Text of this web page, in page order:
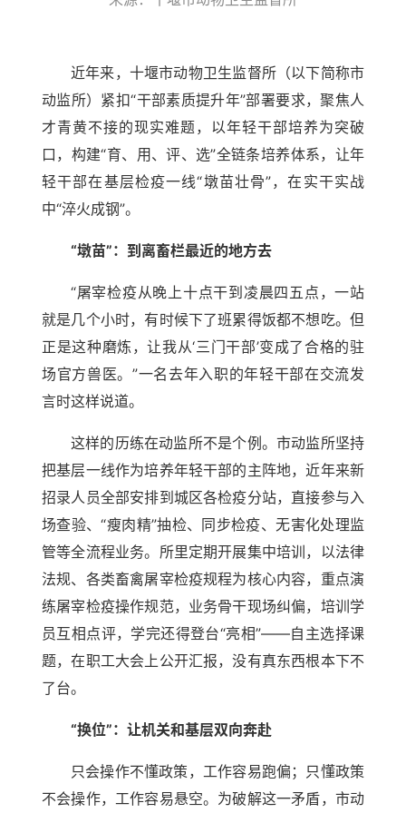
近年来，十堰市动物卫生监督所（以下简称市
动监所）紧扣“干部素质提升年”部署要求，聚焦人
才青黄不接的现实难题，以年轻干部培养为突破
口，构建“育、用、评、选”全链条培养体系，让年
轻干部在基层检疫一线“墩苗壮骨”，在实干实战
中“淬火成钢”。
“墩苗”：到离畜栏最近的地方去
“屠宰检疫从晚上十点干到凌晨四五点，一站
就是几个小时，有时候下了班累得饭都不想吃。但
正是这种磨炼，让我从‘三门干部’变成了合格的驻
场官方兽医。”一名去年入职的年轻干部在交流发
言时这样说道。
这样的历练在动监所不是个例。市动监所坚持
把基层一线作为培养年轻干部的主阵地，近年来新
招录人员全部安排到城区各检疫分站，直接参与入
场查验、“瘦肉精”抽检、同步检疫、无害化处理监
管等全流程业务。所里定期开展集中培训，以法律
法规、各类畜禽屠宰检疫规程为核心内容，重点演
练屠宰检疫操作规范，业务骨干现场纠偏，培训学
员互相点评，学完还得登台“亮相”——自主选择课
题，在职工大会上公开汇报，没有真东西根本下不
了台。
“换位”：让机关和基层双向奔赴
只会操作不懂政策，工作容易跑偏；只懂政策
不会操作，工作容易悬空。为破解这一矛盾，市动